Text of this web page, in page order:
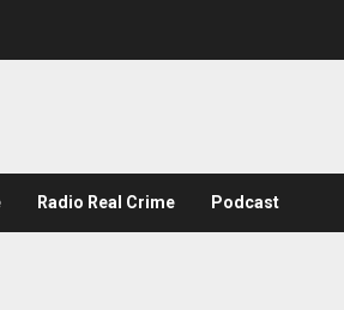
Radio Real Crime Podcast